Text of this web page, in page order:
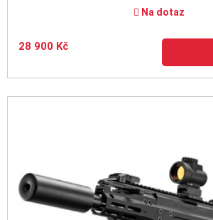
Na dotaz
28 900 Kč